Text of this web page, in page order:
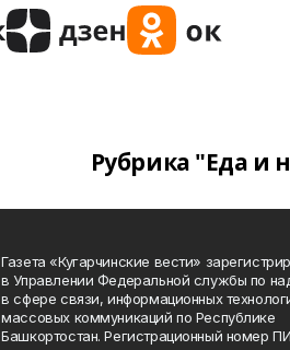
Рубрика "Еда и
Газета «Кугарчинские вести»
в Управлении Федеральной службы по
в сфере связи, информационных
массовых коммуникаций по Республике
Башкортостан. Регистрационный номер